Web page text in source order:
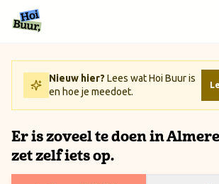
Ga naar inhoud / Skip to content
Nieuw hier? Lees wat Hoi Buur is
en hoe je meedoet.
Er is zoveel te doen in
zet zelf iets op.